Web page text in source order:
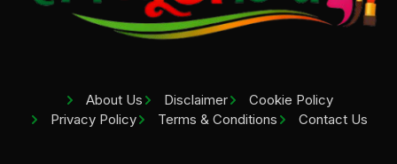
About Us Disclaimer
Cookie Policy
Privacy Policy
Terms & Conditions Contact Us